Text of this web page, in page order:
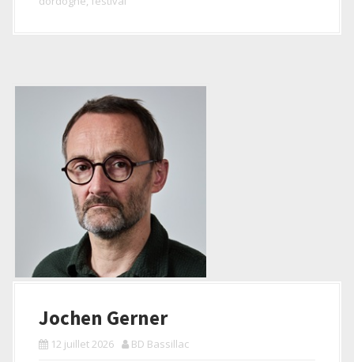
Jochen Gerner
12 juillet 2026 BD Bassillac